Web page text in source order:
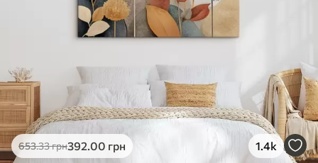
653.33грн392.00 грн 1.4k